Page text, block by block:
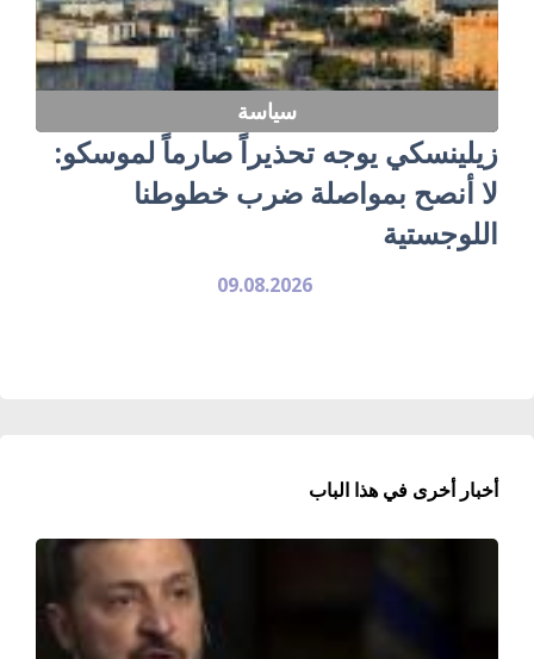
سياسة
زيلينسكي يوجه تحذيراً صارماً لموسكو:
لا أنصح بمواصلة ضرب خطوطنا
اللوجستية
09.08.2026
أخبار أخرى في هذا الباب